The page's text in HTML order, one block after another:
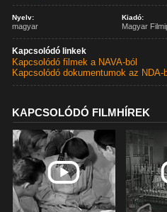
Nyelv:
magyar
Kiadó:
Magyar
Kapcsolódó linkek
Kapcsolódó filmek a NAVA-ból
Kapcsolódó dokumentumok az NDA-
KAPCSOLÓDÓ FILMHÍREK